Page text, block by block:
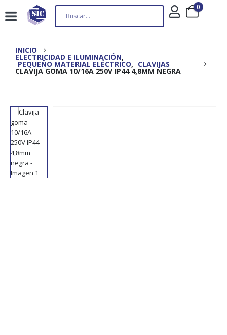
0
INICIO
ELECTRICIDAD E ILUMINACIÓN,
PEQUEÑO MATERIAL ELÉCTRICO, CLAVIJAS
CLAVIJA GOMA 10/16A 250V IP44 4,8MM NEGRA